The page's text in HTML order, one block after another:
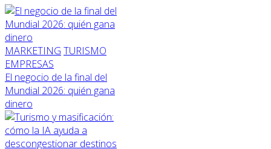
MARKETING TURISMO
EMPRESAS
El negocio de la final del
Mundial 2026: quién gana
dinero